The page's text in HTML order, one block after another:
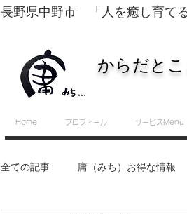
長野県中野市 「人を癒し育てる
からだと
Home プロフィール サービスMenu
全ての記事 庸（みち）お得な情報